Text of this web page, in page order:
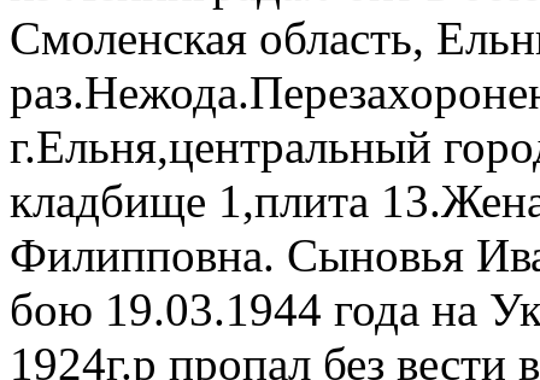
Смоленская область,
г.Ельня,центральный
кладбище 1,плита
Филипповна. Сыновья
бою 19.03.1944 года на
1924г.р пропал без вести